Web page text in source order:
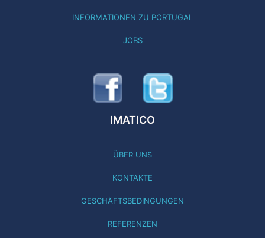
INFORMATIONEN ZU PORTUGAL
JOBS
IMATICO
ÜBER UNS
KONTAKTE
GESCHÄFTSBEDINGUNGEN
REFERENZEN